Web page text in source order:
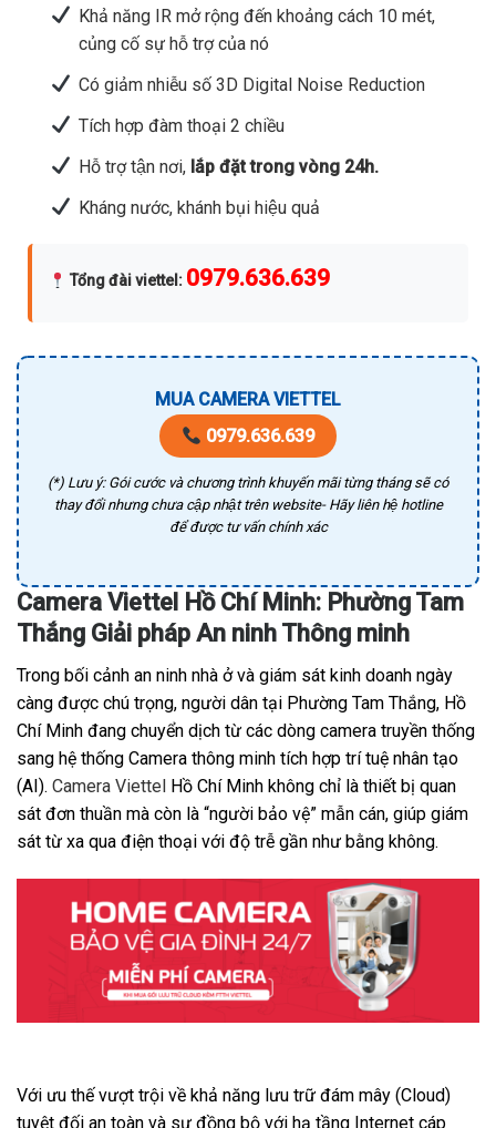
Khả năng IR mở rộng đến khoảng cách 10 mét,
củng cố sự hỗ trợ của nó
Có giảm nhiễu số 3D Digital Noise Reduction
Tích hợp đàm thoại 2 chiều
Hỗ trợ tận nơi,lắp đặt trong vòng 24h.
Kháng nước, khánh bụi hiệu quả
Tổng đài viettel : 0979.636.639
MUA CAMERA VIETTEL
0979.636.639
(*) Lưu ý: Gói cước và chương trình khuyến mãi từng tháng sẽ có
thay đổi nhưng chưa cập nhật trên website- Hãy liên hệ hotline
để được tư vấn chính xác
Camera Viettel Hồ Chí Minh: Phường Tam
Thắng Giải pháp An ninh Thông minh
Trong bối cảnh an ninh nhà ở và giám sát kinh doanh ngày
càng được chú trọng, người dân tại Phường Tam Thắng, Hồ
Chí Minh đang chuyển dịch từ các dòng camera truyền thống
sang hệ thống Camera thông minh tích hợp trí tuệ nhân tạo
(AI). Camera Viettel
Hồ Chí Minh không chỉ là thiết bị quan
sát đơn thuần mà còn là “người bảo vệ” mẫn cán, giúp giám
sát từ xa qua điện thoại với độ trễ gần như bằng không.
Với ưu thế vượt trội về khả năng lưu trữ đám mây (Cloud)
tuyệt đối an toàn và sự đồng bộ với hạ tầng Internet cáp